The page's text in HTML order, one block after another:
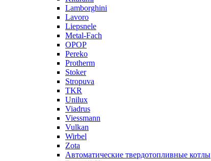
Lamborghini
Lavoro
Liepsnele
Metal-Fach
OPOP
Pereko
Protherm
Stoker
Stropuva
TKR
Unilux
Viadrus
Viessmann
Vulkan
Wirbel
Zota
Автоматические твердотопливные котлы